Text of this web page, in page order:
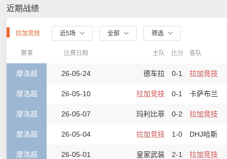
近期战绩
拉加竞技 近5场 全部 筛选
赛事 比赛日期 主队 比分 客队
摩洛超 26-05-24 德车拉 0-1 拉加竞技
摩洛超 26-05-10 拉加竞技 0-1 卡萨布兰
摩洛超 26-05-07 玛利比菲 0-2 拉加竞技
摩洛超 26-05-04 拉加竞技 1-0 DHJ哈斯
摩洛超 26-05-01 皇家武装 2-1 拉加竞技